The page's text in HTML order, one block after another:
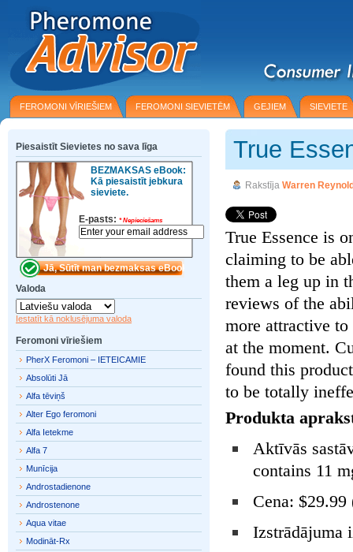
FEROMONI VĪRIEŠIEM FEROMONI SIEVIETĒM GEJIEM SIEVIETE
True
Rakstīja Warren
True Essence is
claiming to be
them a leg up in
reviews of the
more attractive
at the moment.
found this
to be totally
Produkta
Aktīvās
contains 11
Cena: $29.99
Izstrādājuma
Piesaistīt Sievietes no sava līga
BEZMAKSAS eBook:
Kā piesaistīt jebkura
sieviete.
E-pasts: *Nepieciešams
Valoda
Iestatīt kā noklusējuma valoda
Feromoni vīriešiem
PherX Feromoni – IETEICAMIE
Absolūti Jā
Alfa tēviņš
Alter Ego feromoni
Alfa Ietekme
Alfa 7
Munīcija
Androstadienone
Androstenone
Aqua vitae
Modināt-Rx